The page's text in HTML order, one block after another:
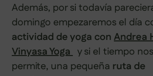
Además, por si todavía
domingo empezaremos el día
actividad de yoga con Andrea
Vinyasa Yoga y si el tiempo
permite, una pequeña ruta de